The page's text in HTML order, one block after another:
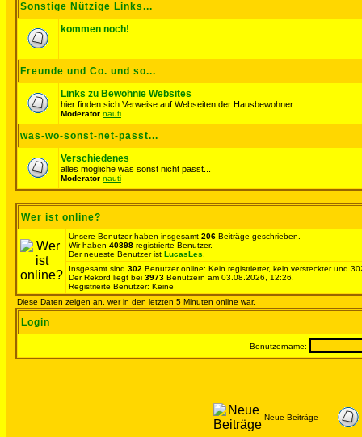
Sonstige Nützige Links...
kommen noch!
Freunde und Co. und so...
Links zu Bewohnie Websites
hier finden sich Verweise auf Webseiten der Hausbewohner...
Moderator nauti
was-wo-sonst-net-passt...
Verschiedenes
alles mögliche was sonst nicht passt...
Moderator nauti
Wer ist online?
Unsere Benutzer haben insgesamt 206 Beiträge geschrieben.
Wir haben 40898 registrierte Benutzer.
Der neueste Benutzer ist LucasLes
Insgesamt sind 302 Benutzer online: Kein registrierter, kein versteckter und
Der Rekord liegt bei 3973 Benutzern am 03.08.2026, 12:26.
Registrierte Benutzer: Keine
Diese Daten zeigen an, wer in den letzten 5 Minuten online war.
Login
Benutzername:
Neue Beiträge